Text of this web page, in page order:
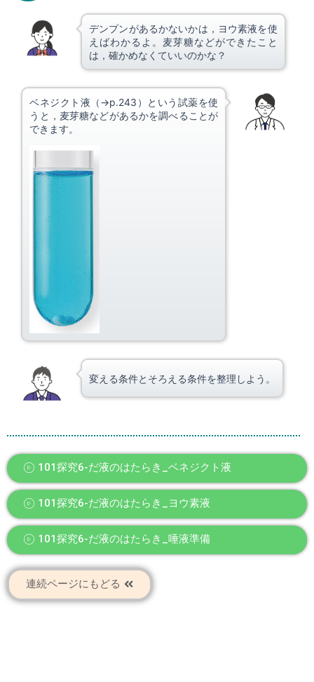
デンプンがあるかないかは，ヨウ素液を使
えばわかるよ。麦芽糖などができたこと
は，確かめなくていいのかな？
ベネジクト液（→p.243）という試薬を使
うと，麦芽糖などがあるかを調べることが
できます。
変える条件とそろえる条件を整理しよう。
101探究6-だ液のはたらき_ベネジクト液
101探究6-だ液のはたらき_ヨウ素液
101探究6-だ液のはたらき_唾液準備
連続ページにもどる